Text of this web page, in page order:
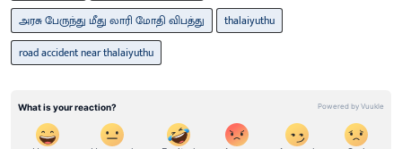
அரசு பேருந்து மீது லாரி மோதி விபத்து
thalaiyuthu
road accident near thalaiyuthu